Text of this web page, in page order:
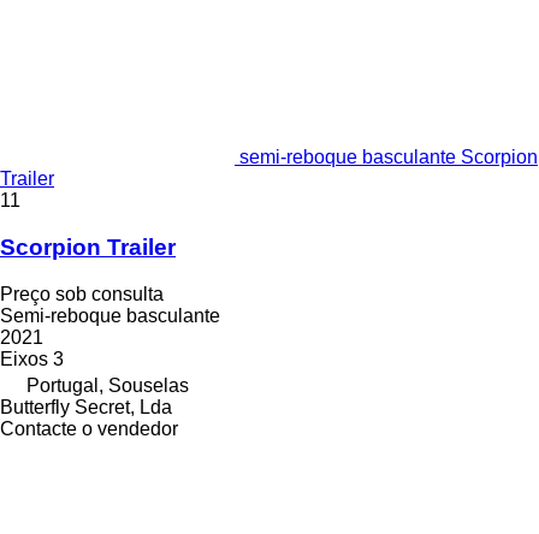
semi-reboque basculante Scorpion
Trailer
11
Scorpion Trailer
Preço sob consulta
Semi-reboque basculante
2021
Eixos 3
Portugal, Souselas
Butterfly Secret, Lda
Contacte o vendedor